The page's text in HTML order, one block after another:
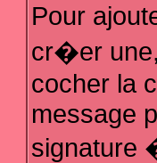
Pour
cr�er
cocher la
message
signature